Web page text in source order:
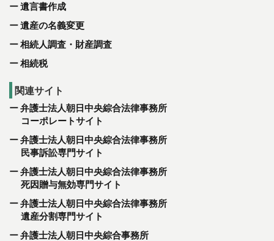
遺言書作成
遺産の名義変更
相続人調査・財産調査
相続税
関連サイト
弁護士法人朝日中央綜合法律事務所
コーポレートサイト
弁護士法人朝日中央綜合法律事務所
民事訴訟専門サイト
弁護士法人朝日中央綜合法律事務所
死因贈与無効専門サイト
弁護士法人朝日中央綜合法律事務所
遺産分割専門サイト
弁護士法人朝日中央綜合事務所